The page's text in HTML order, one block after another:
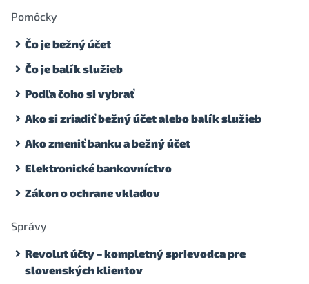
Pomôcky
Čo je bežný účet
Čo je balík služieb
Podľa čoho si vybrať
Ako si zriadiť bežný účet alebo balík služieb
Ako zmeniť banku a bežný účet
Elektronické bankovníctvo
Zákon o ochrane vkladov
Správy
Revolut účty – kompletný sprievodca pre
slovenských klientov